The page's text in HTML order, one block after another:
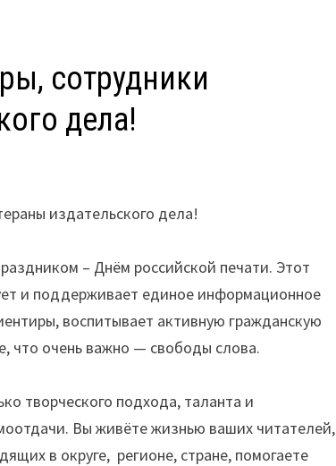
сотрудники
дела!
издательского дела!
– Днём российской печати. Этот
и поддерживает единое информационное
воспитывает активную гражданскую
что очень важно — свободы слова.
творческого подхода, таланта и
Вы живёте жизнью ваших читателей,
в округе, регионе, стране, помогаете